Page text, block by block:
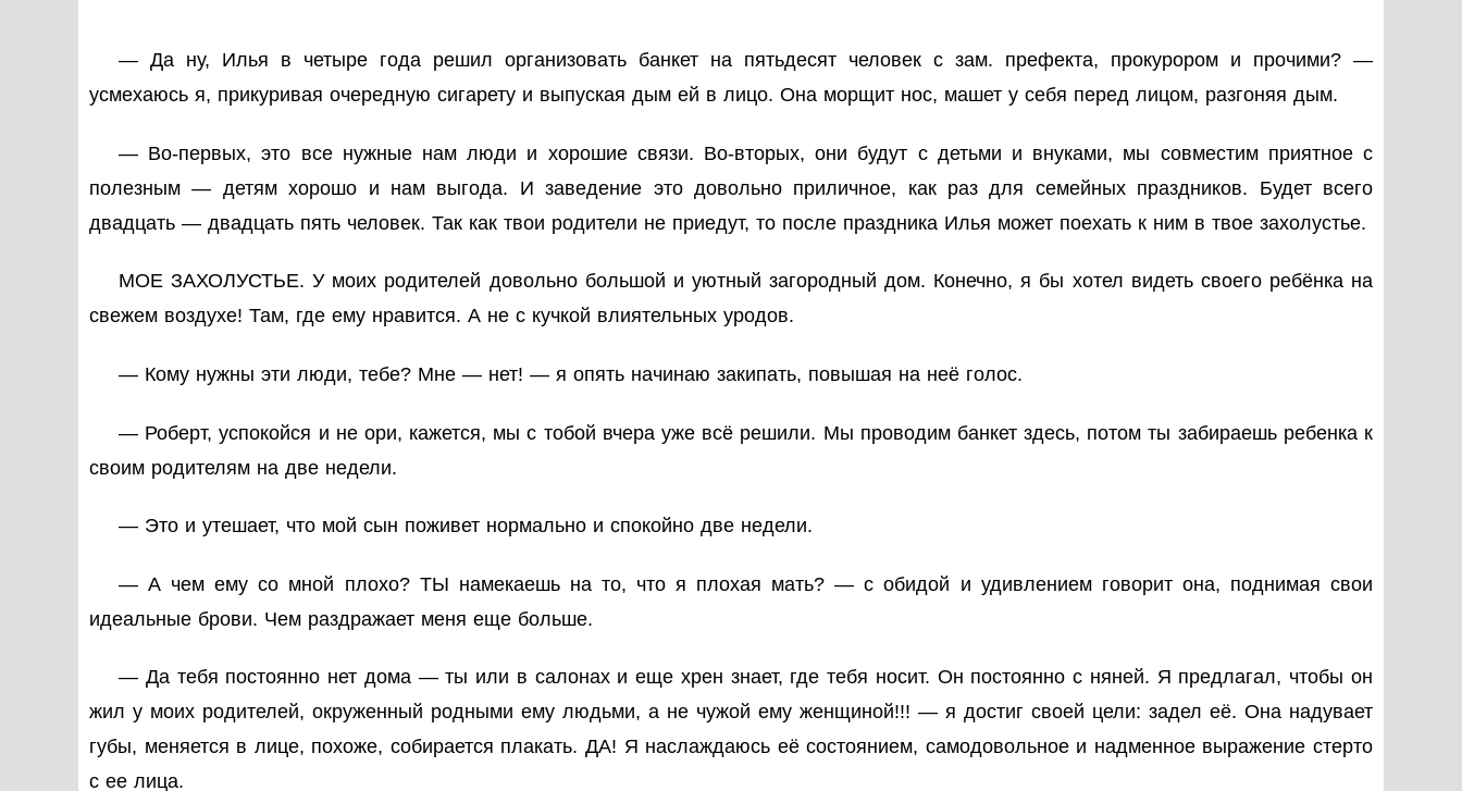
— Да ну, Илья в четыре года решил организовать банкет на пятьдесят человек с зам. префекта, прокурором и прочими? —
усмехаюсь я, прикуривая очередную сигарету и выпуская дым ей в лицо. Она морщит нос, машет у себя перед лицом, разгоняя дым.
— Во-первых, это все нужные нам люди и хорошие связи. Во-вторых, они будут с детьми и внуками, мы совместим приятное с
полезным — детям хорошо и нам выгода. И заведение это довольно приличное, как раз для семейных праздников. Будет всего
двадцать — двадцать пять человек. Так как твои родители не приедут, то после праздника Илья может поехать к ним в твое захолустье.
МОЕ ЗАХОЛУСТЬЕ. У моих родителей довольно большой и уютный загородный дом. Конечно, я бы хотел видеть своего ребёнка на
свежем воздухе! Там, где ему нравится. А не с кучкой влиятельных уродов.
— Кому нужны эти люди, тебе? Мне — нет! — я опять начинаю закипать, повышая на неё голос.
— Роберт, успокойся и не ори, кажется, мы с тобой вчера уже всё решили. Мы проводим банкет здесь, потом ты забираешь ребенка к
своим родителям на две недели.
— Это и утешает, что мой сын поживет нормально и спокойно две недели.
— А чем ему со мной плохо? ТЫ намекаешь на то, что я плохая мать? — с обидой и удивлением говорит она, поднимая свои
идеальные брови. Чем раздражает меня еще больше.
— Да тебя постоянно нет дома — ты или в салонах и еще хрен знает, где тебя носит. Он постоянно с няней. Я предлагал, чтобы он
жил у моих родителей, окруженный родными ему людьми, а не чужой ему женщиной!!! — я достиг своей цели: задел её. Она надувает
губы, меняется в лице, похоже, собирается плакать. ДА! Я наслаждаюсь её состоянием, самодовольное и надменное выражение стерто
с ее лица.